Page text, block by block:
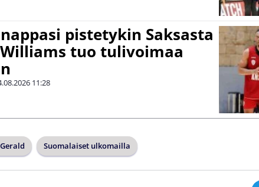
pistetykin Saksasta
Williams tuo tulivoimaa
11:28
Suomalaiset ulkomailla